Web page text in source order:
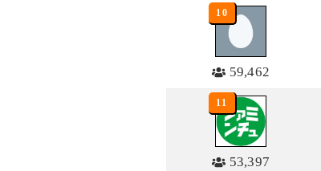
10
59,462
11
53,397